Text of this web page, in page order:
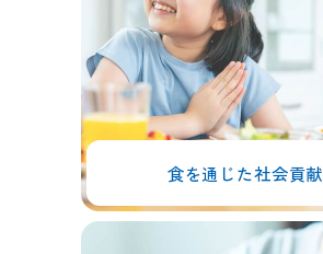
食を通じた社会貢献